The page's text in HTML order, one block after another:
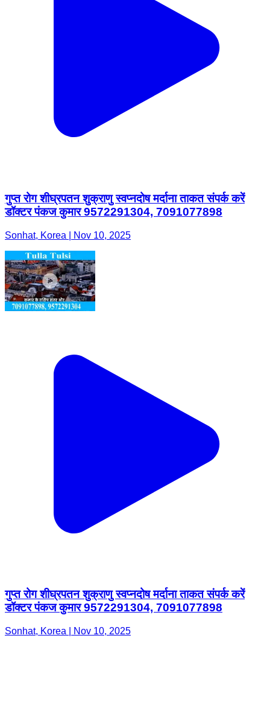
गुप्त रोग शीघ्रपतन शुक्राणु स्वप्नदोष मर्दाना ताकत संपर्क करें
डॉक्टर पंकज कुमार 9572291304, 7091077898
Sonhat, Korea | Nov 10, 2025
गुप्त रोग शीघ्रपतन शुक्राणु स्वप्नदोष मर्दाना ताकत संपर्क करें
डॉक्टर पंकज कुमार 9572291304, 7091077898
Sonhat, Korea | Nov 10, 2025